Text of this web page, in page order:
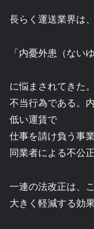
長らく運送業界は、
「内憂外患（ない
に悩まされてきた
不当行為である。
低い運賃で
仕事を請け負う事
同業者による不公正
一連の法改正は、
大きく軽減する効